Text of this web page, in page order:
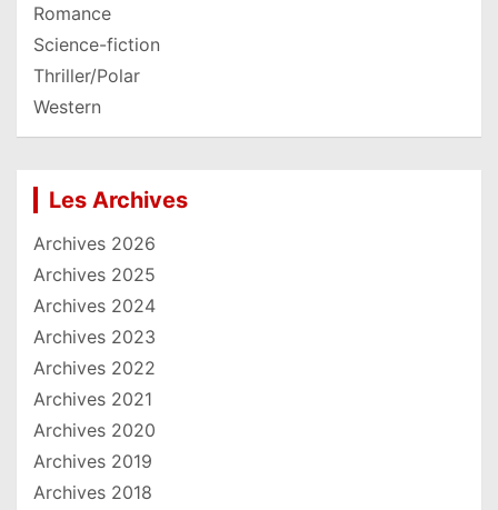
Romance
Science-fiction
Thriller/Polar
Western
Les Archives
Archives 2026
Archives 2025
Archives 2024
Archives 2023
Archives 2022
Archives 2021
Archives 2020
Archives 2019
Archives 2018